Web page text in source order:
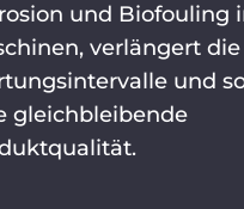
und Biofouling
verlängert die
und
gleichbleibende